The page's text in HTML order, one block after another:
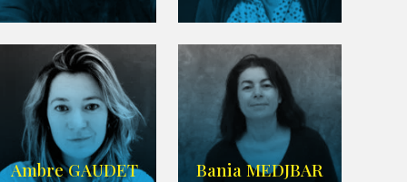
ARDA
Ambre GAUDET Bania MEDJBAR